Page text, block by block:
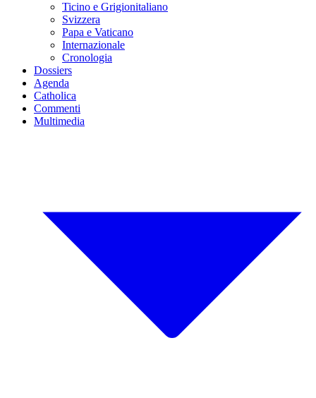
Ticino e Grigionitaliano
Svizzera
Papa e Vaticano
Internazionale
Cronologia
Dossiers
Agenda
Catholica
Commenti
Multimedia